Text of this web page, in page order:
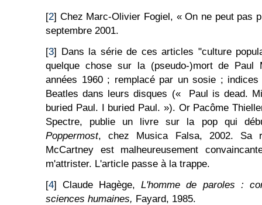
[2] Chez Marc-Olivier Fogiel, « On ne peut pas
septembre 2001.
[3] Dans la série de ces articles "culture
quelque chose sur la (pseudo-)mort de Paul
années 1960 ; remplacé par un sosie ;
Beatles dans leurs disques (« Paul is dead.
buried Paul. I buried Paul. »). Or Pacôme
Spectre, publie un livre sur la pop qui
Poppermost, chez Musica Falsa, 2002. Sa
McCartney est malheureusement
m'attrister. L'article passe à la trappe.
[4] Claude Hagège,L'homme de paroles :
sciences humaines, Fayard, 1985.